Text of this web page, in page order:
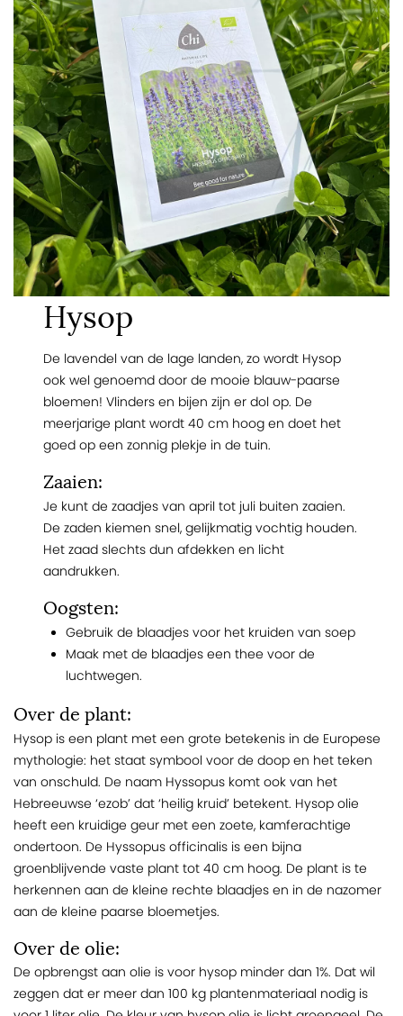
Hysop
De lavendel van de lage landen, zo wordt Hysop
ook wel genoemd door de mooie blauw-paarse
bloemen! Vlinders en bijen zijn er dol op. De
meerjarige plant wordt 40 cm hoog en doet het
goed op een zonnig plekje in de tuin.
Zaaien:
Je kunt de zaadjes van april tot juli buiten zaaien.
De zaden kiemen snel, gelijkmatig vochtig houden.
Het zaad slechts dun afdekken en licht
aandrukken.
Oogsten:
Gebruik de blaadjes voor het kruiden van soep
Maak met de blaadjes een thee voor de
luchtwegen.
Over de plant:
Hysop is een plant met een grote betekenis in de Europese
mythologie: het staat symbool voor de doop en het teken
van onschuld. De naam Hyssopus komt ook van het
Hebreeuwse ‘ezob’ dat ‘heilig kruid’ betekent. Hysop olie
heeft een kruidige geur met een zoete, kamferachtige
ondertoon. De Hyssopus officinalis is een bijna
groenblijvende vaste plant tot 40 cm hoog. De plant is te
herkennen aan de kleine rechte blaadjes en in de nazomer
aan de kleine paarse bloemetjes.
Over de olie:
De opbrengst aan olie is voor hysop minder dan 1%. Dat wil
zeggen dat er meer dan 100 kg plantenmateriaal nodig is